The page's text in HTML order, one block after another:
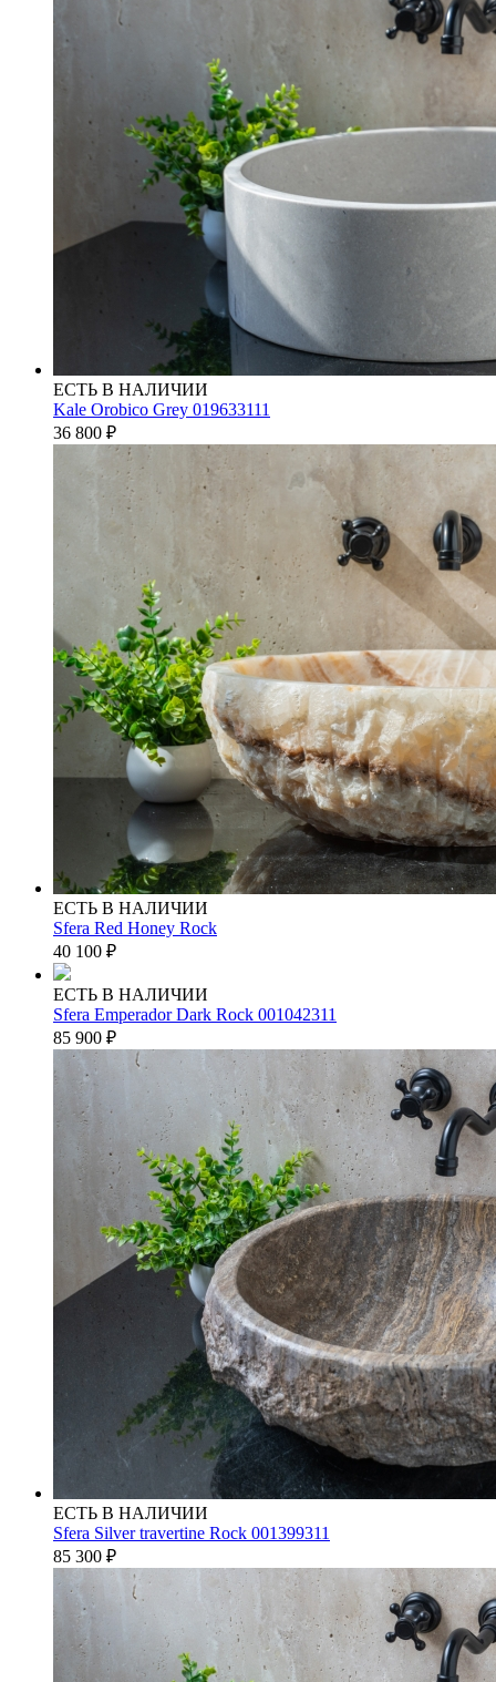
ЕСТЬ В НАЛИЧИИ
Kale Orobico Grey 019633111
36 800 ₽
ЕСТЬ В НАЛИЧИИ
Sfera Red Honey Rock
40 100 ₽
ЕСТЬ В НАЛИЧИИ
Sfera Emperador Dark Rock 001042311
85 900 ₽
ЕСТЬ В НАЛИЧИИ
Sfera Silver travertine Rock 001399311
85 300 ₽